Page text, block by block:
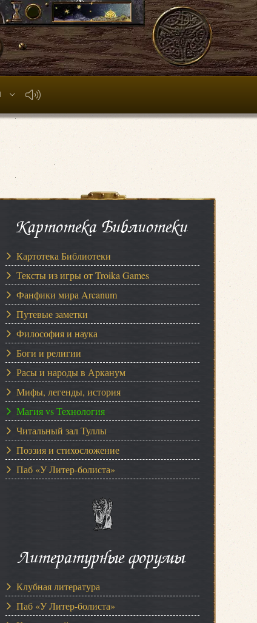
Картотека Библиотеки
Картотека Библиотеки
Тексты из игры от Troika Games
Фанфики мира Arcanum
Путевые заметки
Философия и наука
Боги и религии
Расы и народы в Арканум
Мифы, легенды, история
Магия vs Технология
Читальный зал Туллы
Поэзия и стихосложение
Паб «У Литер-болиста»
Литературные форумы
Клубная литература
Паб «У Литер-болиста»